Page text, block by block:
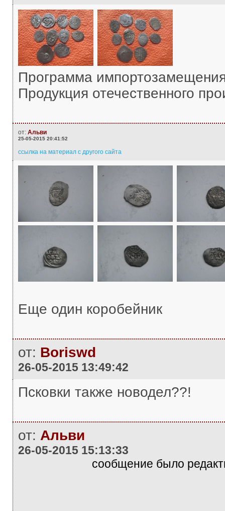
Программа
Продукция отечественного
от: Альви
25-05-2015 20:41:52
ссылка на материал с другого сайта
Еще один коробейник
от: Boriswd
26-05-2015 13:49:42
Псковки также новодел??!
от: Альви
26-05-2015 15:13:33
сообщение было